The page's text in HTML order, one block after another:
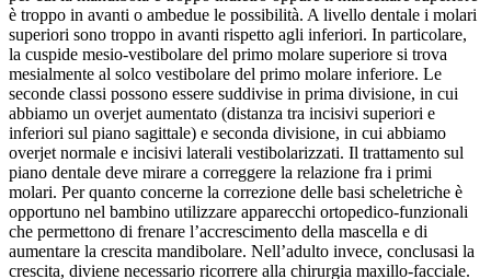
è troppo in avanti o ambedue le possibilità. A livello dentale i molari
superiori sono troppo in avanti rispetto agli inferiori. In particolare,
la cuspide mesio-vestibolare del primo molare superiore si trova
mesialmente al solco vestibolare del primo molare inferiore. Le
seconde classi possono essere suddivise in prima divisione, in cui
abbiamo un overjet aumentato (distanza tra incisivi superiori e
inferiori sul piano sagittale) e seconda divisione, in cui abbiamo
overjet normale e incisivi laterali vestibolarizzati. Il trattamento sul
piano dentale deve mirare a correggere la relazione fra i primi
molari. Per quanto concerne la correzione delle basi scheletriche è
opportuno nel bambino utilizzare apparecchi ortopedico-funzionali
che permettono di frenare l’accrescimento della mascella e di
aumentare la crescita mandibolare. Nell’adulto invece, conclusasi la
crescita, diviene necessario ricorrere alla chirurgia maxillo-facciale.